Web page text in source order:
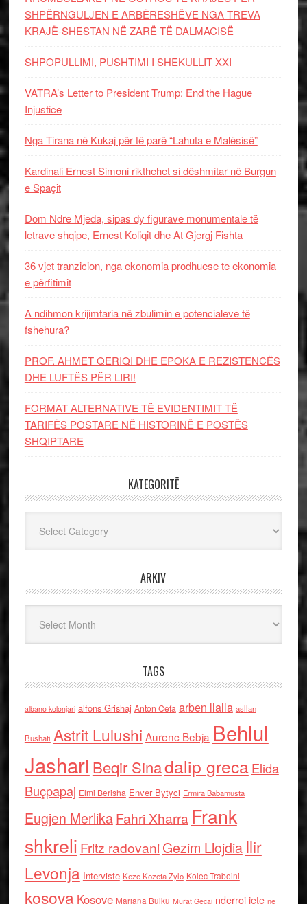
SHPËRNGULJEN E ARBËRESHËVE NGA TREVA
KRAJË-SHESTAN NË ZARË TË DALMACISË
SHPOPULLIMI, PUSHTIMI I SHEKULLIT XXI
VATRA’s Letter to President Trump: End the Hague
Injustice
Nga Tirana në Kukaj për të parë “Lahuta e Malësisë”
Kardinali Ernest Simoni rikthehet si dëshmitar në Burgun
e Spaçit
Dom Ndre Mjeda, sipas dy figurave monumentale të
letrave shqipe, Ernest Koliqit dhe At Gjergj Fishta
36 vjet tranzicion, nga ekonomia prodhuese te ekonomia
e përfitimit
A ndihmon krijimtaria në zbulimin e potencialeve të
fshehura?
PROF. AHMET QERIQI DHE EPOKA E REZISTENCЁS
DHE LUFTЁS PЁR LIRI!
FORMAT ALTERNATIVE TË EVIDENTIMIT TË
TARIFËS POSTARE NË HISTORINË E POSTËS
SHQIPTARE
KATEGORITË
ARKIV
TAGS
albano kolonjari alfons Grishaj Anton Cefa arben llalla asllan
Bushati Astrit Lulushi Aurenc Bebja Behlul
Jashari Beqir Sinadalip grecaElida
Buçpapaj Elmi Berisha Enver Bytyci Ermira Babamusta
Eugjen MerlikaFahri Xharra Frank
shkreli Fritz radovaniGezim Llojdia Ilir
Levonja Interviste Keze Kozeta Zylo Kolec Traboini
kosova Kosove Marjana Bulku Murat Gecaj nderroi jete ne